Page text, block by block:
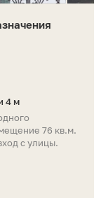
4 м
76 кв.м.
с улицы.